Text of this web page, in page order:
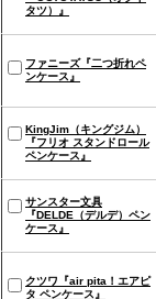
タツ）』
ファニーズ『二つ折れペ
ンケース』
KingJim（キングジム）
『フリオ スタンドロール
ペンケース』
サンスター文具
『DELDE（デルデ）ペン
ケース』
クツワ『air pita！エアピ
タ ペンケース』